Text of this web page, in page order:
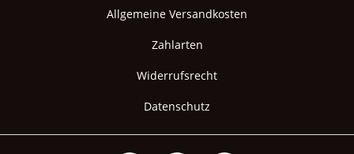
Allgemeine Versandkosten
Zahlarten
Widerrufsrecht
Datenschutz